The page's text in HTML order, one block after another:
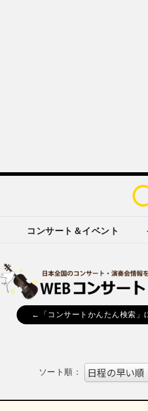
コンサート＆イベント
←「コンサートかんたん検索」
ソート順：